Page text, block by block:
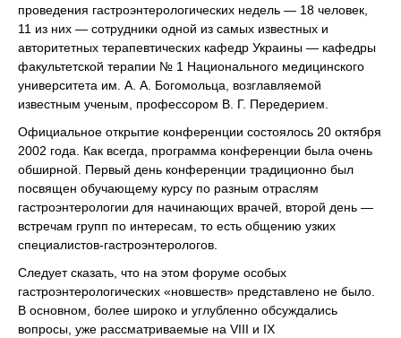
проведения гастроэнтерологических недель — 18 человек,
11 из них — сотрудники одной из самых известных и
авторитетных терапевтических кафедр Украины — кафедры
факультетской терапии № 1 Национального медицинского
университета им. А. А. Богомольца, возглавляемой
известным ученым, профессором В. Г. Передерием.
Официальное открытие конференции состоялось 20 октября
2002 года. Как всегда, программа конференции была очень
обширной. Первый день конференции традиционно был
посвящен обучающему курсу по разным отраслям
гастроэнтерологии для начинающих врачей, второй день —
встречам групп по интересам, то есть общению узких
специалистов-гастроэнтерологов.
Следует сказать, что на этом форуме особых
гастроэнтерологических «новшеств» представлено не было.
В основном, более широко и углубленно обсуждались
вопросы, уже рассматриваемые на VIII и IX